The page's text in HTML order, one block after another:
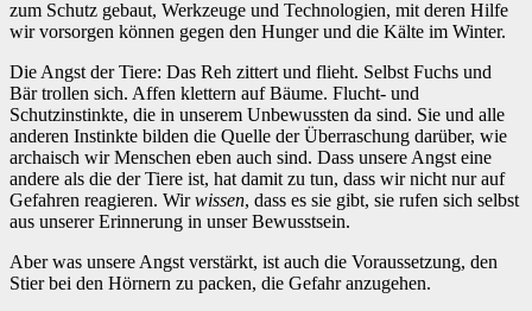
zum Schutz gebaut, Werkzeuge und Technologien, mit deren Hilfe
wir vorsorgen können gegen den Hunger und die Kälte im Winter.
Die Angst der Tiere: Das Reh zittert und flieht. Selbst Fuchs und
Bär trollen sich. Affen klettern auf Bäume. Flucht- und
Schutzinstinkte, die in unserem Unbewussten da sind. Sie und alle
anderen Instinkte bilden die Quelle der Überraschung darüber, wie
archaisch wir Menschen eben auch sind. Dass unsere Angst eine
andere als die der Tiere ist, hat damit zu tun, dass wir nicht nur auf
Gefahren reagieren. Wirwissen, dass es sie gibt, sie rufen sich selbst
aus unserer Erinnerung in unser Bewusstsein.
Aber was unsere Angst verstärkt, ist auch die Voraussetzung, den
Stier bei den Hörnern zu packen, die Gefahr anzugehen.